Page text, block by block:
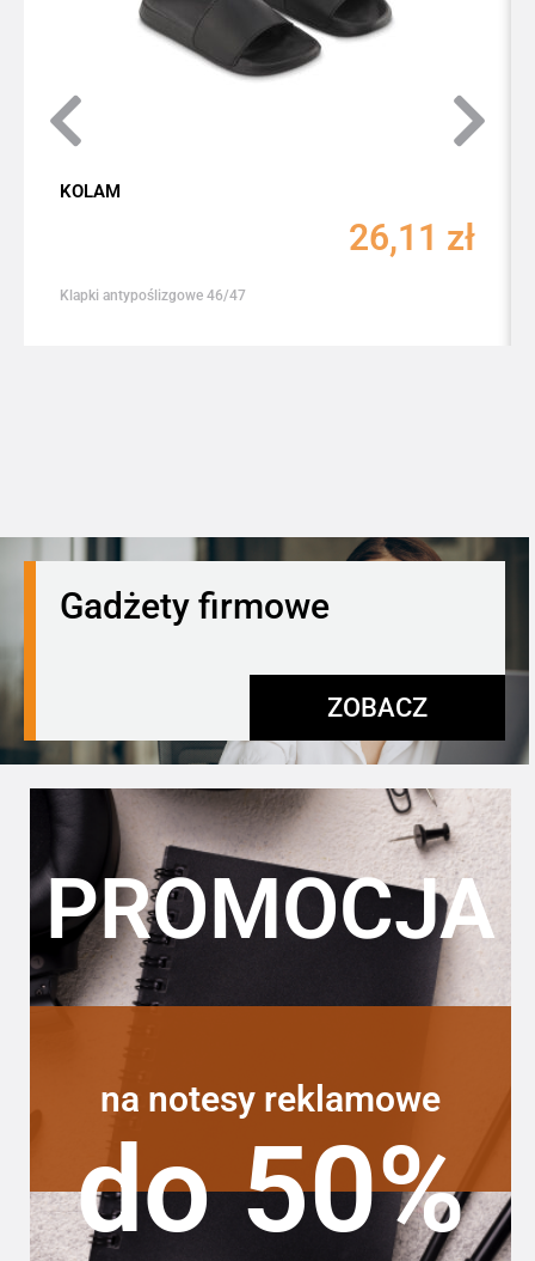
KOLAM
26,11 zł
Klapki antypoślizgowe 46/47
Gadżety firmowe
ZOBACZ
PROMOCJA
na notesy reklamowe
do 50%